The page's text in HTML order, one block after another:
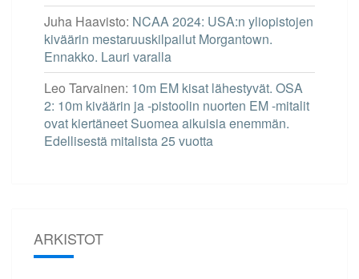
Juha Haavisto: NCAA 2024: USA:n yliopistojen
kiväärin mestaruuskilpailut Morgantown.
Ennakko. Lauri varalla
Leo Tarvainen: 10m EM kisat lähestyvät. OSA
2: 10m kiväärin ja -pistoolin nuorten EM -mitalit
ovat kiertäneet Suomea aikuisia enemmän.
Edellisestä mitalista 25 vuotta
ARKISTOT